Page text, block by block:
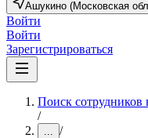
Ашукино (Московская
Войти
Войти
Зарегистрироваться
Поиск
/
... /